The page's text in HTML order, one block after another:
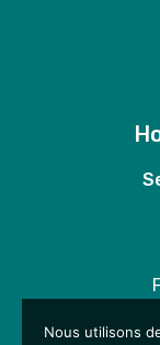
Nous utilisons